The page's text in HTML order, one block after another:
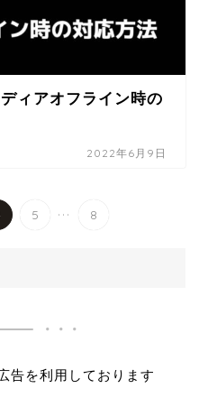
ィアオフライン時の
2022年6月9日
5 ... 8
告を利用しております